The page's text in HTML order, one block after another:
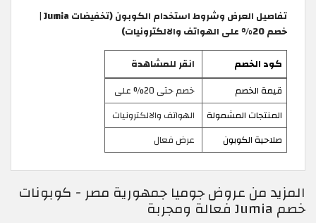
تفاصيل العرض وشروط استخدام الكوبون (تخفيضات Jumia |
خصم 20% على الهواتف والالكترونيات)
كود الخصم
انقر للمشاهدة
قيمة الخصم
خصم حتى 20% على
المنتجات المشمولة
الهواتف والالكترونيات
صلاحية الكوبون
عرض فعال
المزيد من عروض جوميا جمهورية مصر - كوبونات
خصم Jumia فعالة ومجربة